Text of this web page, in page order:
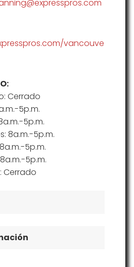
vancouve
Cerrado
5p.m.
5p.m.
8a.m.-5p.m.
5p.m.
5p.m.
Cerrado